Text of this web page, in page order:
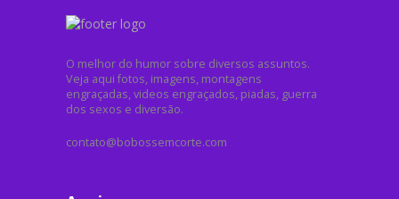
O melhor do humor sobre diversos assuntos.
Veja aqui fotos, imagens, montagens
engraçadas, videos engraçados, piadas, guerra
dos sexos e diversão.
contato@bobossemcorte.com